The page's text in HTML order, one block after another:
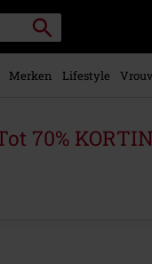
Packstation
zoeken
Merken Lifestyle
70%